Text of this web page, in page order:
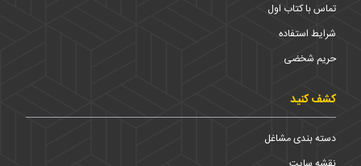
تماس با کتاب اول
شرایط استفاده
حریم شخضی
کشف کنید
دسته بندی مشاغل